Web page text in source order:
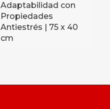
Adaptabilidad con
Propiedades
Antiestrés | 75 x 40
cm